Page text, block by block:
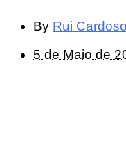
By Rui Cardoso
5 de Maio de